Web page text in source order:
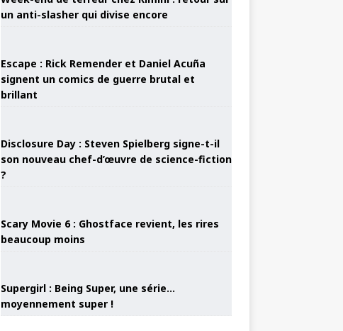
un anti-slasher qui divise encore
Escape : Rick Remender et Daniel Acuña
signent un comics de guerre brutal et
brillant
Disclosure Day : Steven Spielberg signe-t-il
son nouveau chef-d’œuvre de science-fiction
?
Scary Movie 6 : Ghostface revient, les rires
beaucoup moins
Supergirl : Being Super, une série…
moyennement super !